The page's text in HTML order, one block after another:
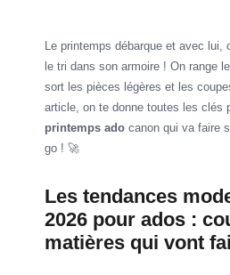
Le printemps débarque et avec lui,
le tri dans son armoire ! On range
sort les pièces légères et les
article, on te donne toutes les clés
printemps ado canon qui va faire
go ! 🚀
Les tendances
2026 pour ados :
matières qui vont